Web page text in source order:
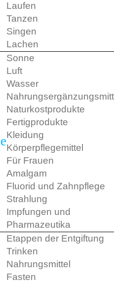
Laufen
Tanzen
Singen
Lachen
Sonne
Luft
Wasser
Naturkostprodukte
Fertigprodukte
Kleidung
Körperpflegemittel
Für Frauen
Amalgam
Fluorid und Zahnpflege
Strahlung
Impfungen und
Pharmazeutika
Etappen der Entgiftung
Trinken
Nahrungsmittel
Fasten